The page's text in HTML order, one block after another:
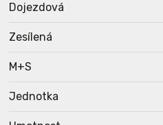
Dojezdová
Zesílená
M+S
Jednotka